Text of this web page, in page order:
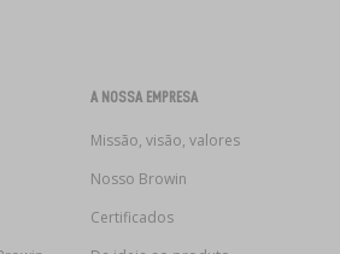
A NOSSA EMPRESA
Missão, visão, valores
Nosso Browin
Certificados